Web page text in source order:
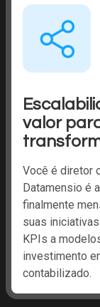
valor
Você é diretor
Datamensio é
finalmente
suas
KPIs a
investimento
contabilizado.